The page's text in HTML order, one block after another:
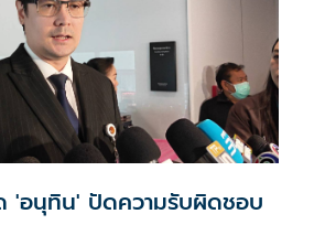
'อนุทิน' ปัดความรับผิดชอบ